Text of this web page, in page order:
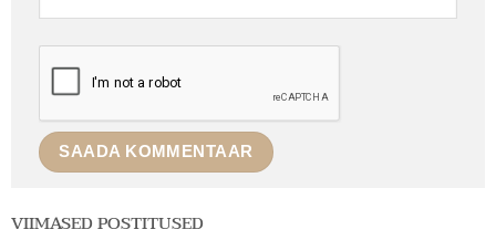
VIIMASED POSTITUSED